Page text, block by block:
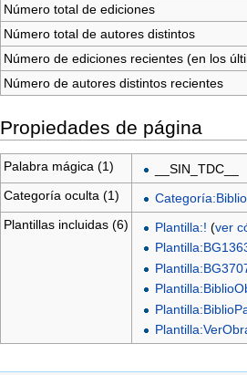
Número total de ediciones
Número total de autores distintos
Número de ediciones recientes (en los
Número de autores distintos recientes
Propiedades de página
Palabra mágica (1)
__SIN_TDC__
Categoría oculta (1)
Plantillas incluidas (6)
Plantilla:! (ver